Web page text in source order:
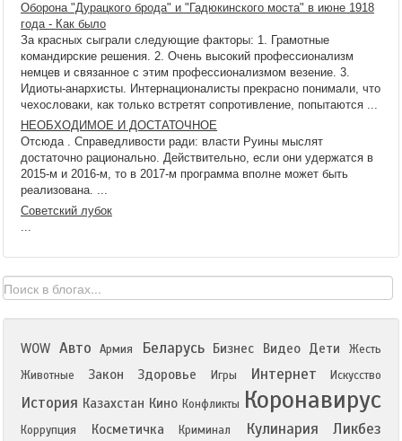
Оборона "Дурацкого брода" и "Гадюкинского моста" в июне 1918
года - Как было
За красных сыграли следующие факторы: 1. Грамотные
командирские решения. 2. Очень высокий профессионализм
немцев и связанное с этим профессионализмом везение. 3.
Идиоты-анархисты. Интернационалисты прекрасно понимали, что
чехословаки, как только встретят сопротивление, попытаются ...
НЕОБХОДИМОЕ И ДОСТАТОЧНОЕ
Отсюда . Справедливости ради: власти Руины мыслят
достаточно рационально. Действительно, если они удержатся в
2015-м и 2016-м, то в 2017-м программа вполне может быть
реализована. ...
Советский лубок
...
WOW Авто Армия Беларусь Бизнес Видео Дети
Жесть
Животные
Закон Здоровье Игры Интернет Искусство
История Казахстан Кино Конфликты Коронавирус
Коррупция Косметичка Криминал Кулинария Ликбез